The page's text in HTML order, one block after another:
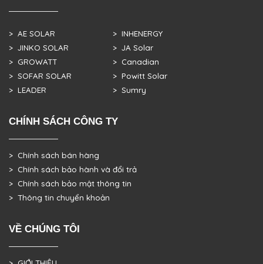
> AE SOLAR
> JINKO SOLAR
> GROWATT
> SOFAR SOLAR
> LEADER
> INHENERGY
> JA Solar
> Canadian
> Powitt Solar
> Sumry
CHÍNH SÁCH CÔNG TY
> Chính sách bán hàng
> Chính sách bảo hành và đổi trả
> Chính sách bảo mật thông tin
> Thông tin chuyển khoản
VỀ CHÚNG TÔI